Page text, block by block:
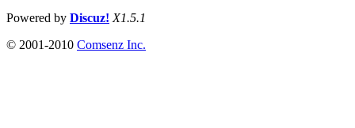
Powered by Discuz! X1.5.1
© 2001-2010 Comsenz Inc.